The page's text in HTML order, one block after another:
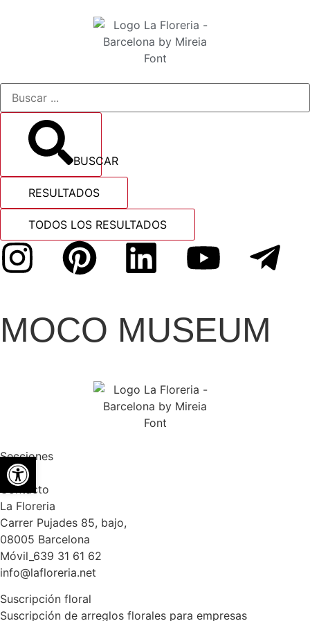
BUSCAR
RESULTADOS
TODOS LOS RESULTADOS
MOCO MUSEUM
Secciones
Contacto
La Floreria
Carrer Pujades 85, bajo,
08005 Barcelona
Móvil_639 31 61 62
info@lafloreria.net
Suscripción floral
Suscripción de arreglos florales para empresas
Abrir barra de herramientas